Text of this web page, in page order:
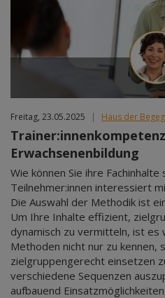
Freitag, 23.05.2025 | Haus der
Erwachsenenbildung
Wie können Sie ihre
Teilnehmer:innen interessiert
Die Auswahl der Methodik ist
Um Ihre Inhalte effizient,
dynamisch zu vermitteln, ist es
Methoden nicht nur zu kennen,
zielgruppengerecht einsetzen
verschiedene Sequenzen
aufbauend